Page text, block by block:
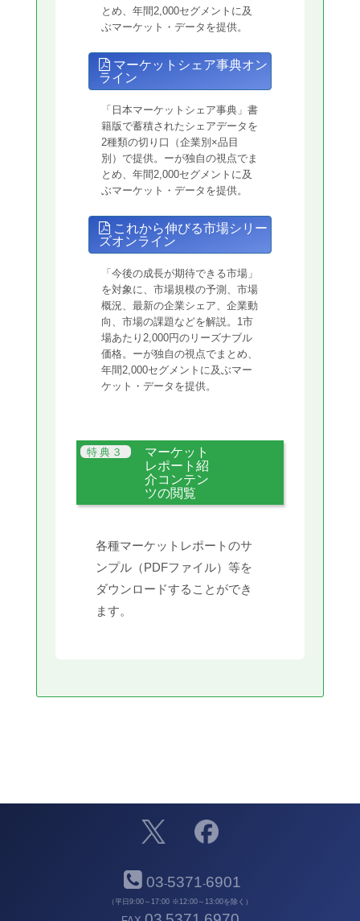
とめ、年間2,000セグメントに及
ぶマーケット・データを提供。
マーケットシェア事典オン
ライン
「日本マーケットシェア事典」書
籍版で蓄積されたシェアデータを
2種類の切り口（企業別×品目
別）で提供。ーが独自の視点でま
とめ、年間2,000セグメントに及
ぶマーケット・データを提供。
これから伸びる市場シリー
ズオンライン
「今後の成長が期待できる市場」
を対象に、市場規模の予測、市場
概況、最新の企業シェア、企業動
向、市場の課題などを解説。1市
場あたり2,000円のリーズナブル
価格。ーが独自の視点でまとめ、
年間2,000セグメントに及ぶマー
ケット・データを提供。
マーケット
レポート紹
介コンテン
ツの閲覧
各種マーケットレポートのサ
ンプル（PDFファイル）等を
ダウンロードすることができ
ます。
03-5371-6901
（平日9:00～17:00 ※12:00～13:00を除く）